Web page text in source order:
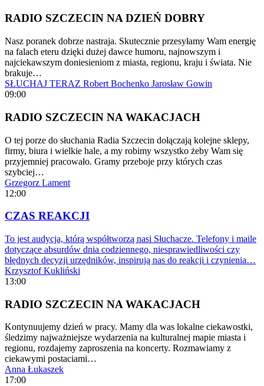
RADIO SZCZECIN NA DZIEŃ DOBRY
Nasz poranek dobrze nastraja. Skutecznie przesyłamy Wam energię
na falach eteru dzięki dużej dawce humoru, najnowszym i
najciekawszym doniesieniom z miasta, regionu, kraju i świata. Nie
brakuje…
SŁUCHAJ TERAZ Robert Bochenko Jarosław Gowin
09:00
RADIO SZCZECIN NA WAKACJACH
O tej porze do słuchania Radia Szczecin dołączają kolejne sklepy,
firmy, biura i wielkie hale, a my robimy wszystko żeby Wam się
przyjemniej pracowało. Gramy przeboje przy których czas
szybciej…
Grzegorz Lament
12:00
CZAS REAKCJI
To jest audycja, którą współtworzą nasi Słuchacze. Telefony i maile
dotyczące absurdów dnia codziennego, niesprawiedliwości czy
błędnych decyzji urzędników, inspirują nas do reakcji i czynienia…
Krzysztof Kukliński
13:00
RADIO SZCZECIN NA WAKACJACH
Kontynuujemy dzień w pracy. Mamy dla was lokalne ciekawostki,
śledzimy najważniejsze wydarzenia na kulturalnej mapie miasta i
regionu, rozdajemy zaproszenia na koncerty. Rozmawiamy z
ciekawymi postaciami…
Anna Łukaszek
17:00